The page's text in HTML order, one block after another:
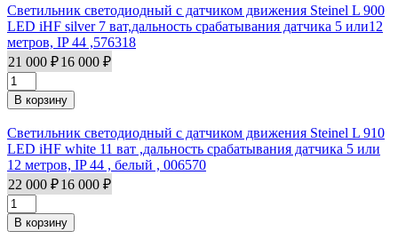
Светильник светодиодный с датчиком движения Steinel L 900
LED iHF silver 7 ват,дальность срабатывания датчика 5 или12
метров, IP 44 ,576318
21 000 ₽16 000 ₽
Светильник светодиодный с датчиком движения Steinel L 910
LED iHF white 11 ват ,дальность срабатывания датчика 5 или
12 метров, IP 44 , белый , 006570
22 000 ₽16 000 ₽